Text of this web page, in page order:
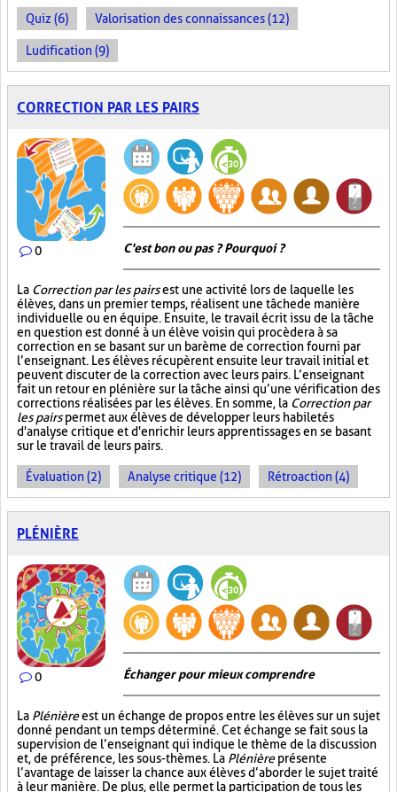
Quiz (6) Valorisation des connaissances (12)
Ludification (9)
CORRECTION PAR LES PAIRS
0 C'est bon ou pas ? Pourquoi ?
La Correction par les pairsest une activité lors de laquelle les
élèves, dans un premier temps, réalisent une tâche de manière
individuelle ou en équipe. Ensuite, le travail écrit issu de la tâche
en question est donné à un élève voisin qui procèdera à sa
correction en se basant sur un barème de correction fourni par
l’enseignant. Les élèves récupèrent ensuite leur travail initial et
peuvent discuter de la correction avec leurs pairs. L’enseignant
fait un retour en plénière sur la tâche ainsi qu’une vérification des
corrections réalisées par les élèves. En somme, la Correction par
les pairspermet aux élèves de développer leurs habiletés
d'analyse critique et d'enrichir leurs apprentissages en se basant
sur le travail de leurs pairs.
Évaluation (2) Analyse critique (12) Rétroaction (4)
PLÉNIÈRE
0 Échanger pour mieux comprendre
La Plénièreest un échange de propos entre les élèves sur un sujet
donné pendant un temps déterminé. Cet échange se fait sous la
supervision de l’enseignant qui indique le thème de la discussion
et, de préférence, les sous-thèmes. La Plénièreprésente
l’avantage de laisser la chance aux élèves d’aborder le sujet traité
à leur manière. De plus, elle permet la participation de tous les